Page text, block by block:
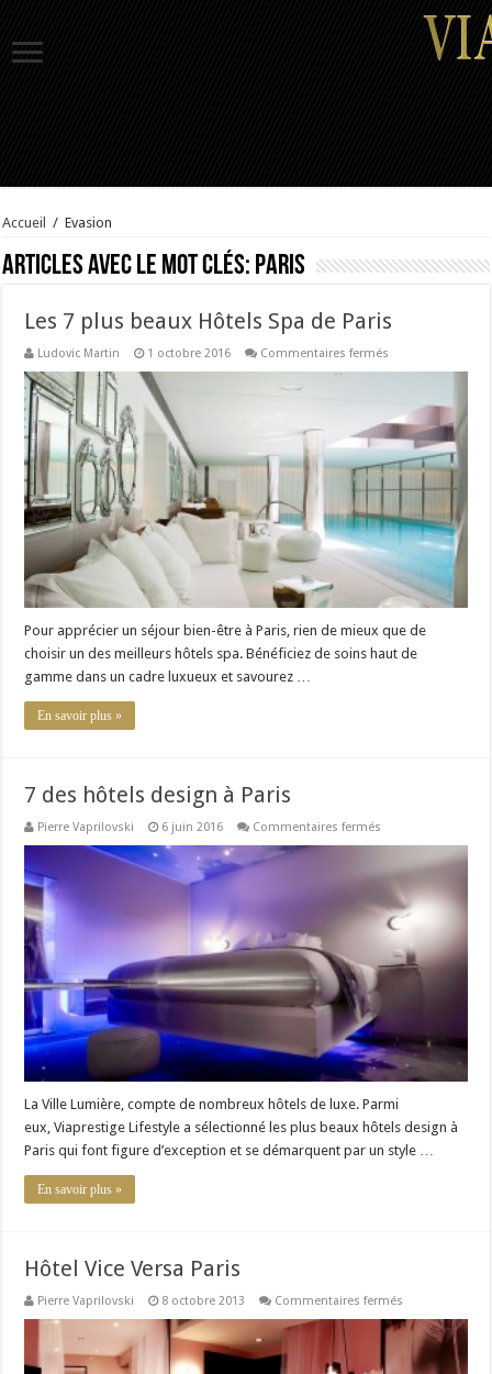
Accueil / Evasion
Articles avec le mot clés: paris
Les 7 plus beaux Hôtels Spa de Paris
Ludovic Martin 1 octobre 2016 Commentaires fermés
beaux
Hôtels
Spa
de
Paris
Pour apprécier un séjour bien-être à Paris, rien de mieux que de
choisir un des meilleurs hôtels spa. Bénéficiez de soins haut de
gamme dans un cadre luxueux et savourez …
En savoir plus »
7 des hôtels design à Paris
Pierre Vaprilovski 6 juin 2016 Commentaires fermés
hôtels
Paris
La Ville Lumière, compte de nombreux hôtels de luxe. Parmi
eux, Viaprestige Lifestyle a sélectionné les plus beaux hôtels design à
Paris qui font figure d’exception et se démarquent par un style …
En savoir plus »
Hôtel Vice Versa Paris
Pierre Vaprilovski 8 octobre 2013 Commentaires fermés
Vice
Versa
Paris